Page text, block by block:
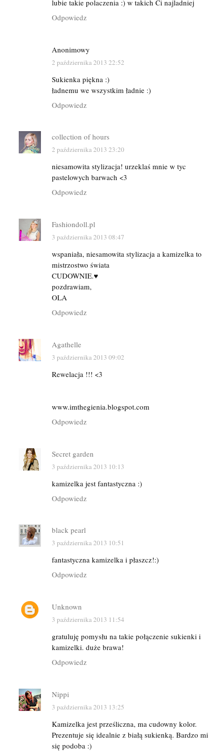
lubie takie polaczenia :) w takich Ci najladniej
Odpowiedz
Anonimowy
2 października 2013 22:52
Sukienka piękna :)
ładnemu we wszystkim ładnie :)
Odpowiedz
collection of hours
2 października 2013 23:20
niesamowita stylizacja! urzeklaś mnie w tyc
pastelowych barwach <3
Odpowiedz
Fashiondoll.pl
3 października 2013 08:47
wspaniała, niesamowita stylizacja a kamizelka to
mistrzostwo świata
CUDOWNIE.♥
pozdrawiam,
OLA
Odpowiedz
Agathelle
3 października 2013 09:02
Rewelacja !!! <3
www.imthegienia.blogspot.com
Odpowiedz
Secret garden
3 października 2013 10:13
kamizelka jest fantastyczna :)
Odpowiedz
black pearl
3 października 2013 10:51
fantastyczna kamizelka i płaszcz!:)
Odpowiedz
Unknown
3 października 2013 11:54
gratuluję pomysłu na takie połączenie sukienki i
kamizelki. duże brawa!
Odpowiedz
Nippi
3 października 2013 13:25
Kamizelka jest prześliczna, ma cudowny kolor.
Prezentuje się idealnie z białą sukienką. Bardzo mi
się podoba :)